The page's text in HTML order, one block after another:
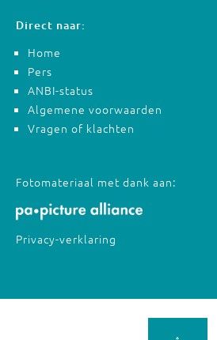
Direct naar:
Home
Pers
ANBI-status
Algemene voorwaarden
Vragen of klachten
Fotomateriaal met dank aan:
Privacy-verklaring